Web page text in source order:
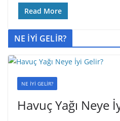
Read More
NE İYİ GELİR?
NE İYİ GELİR?
Havuç Yağı Neye